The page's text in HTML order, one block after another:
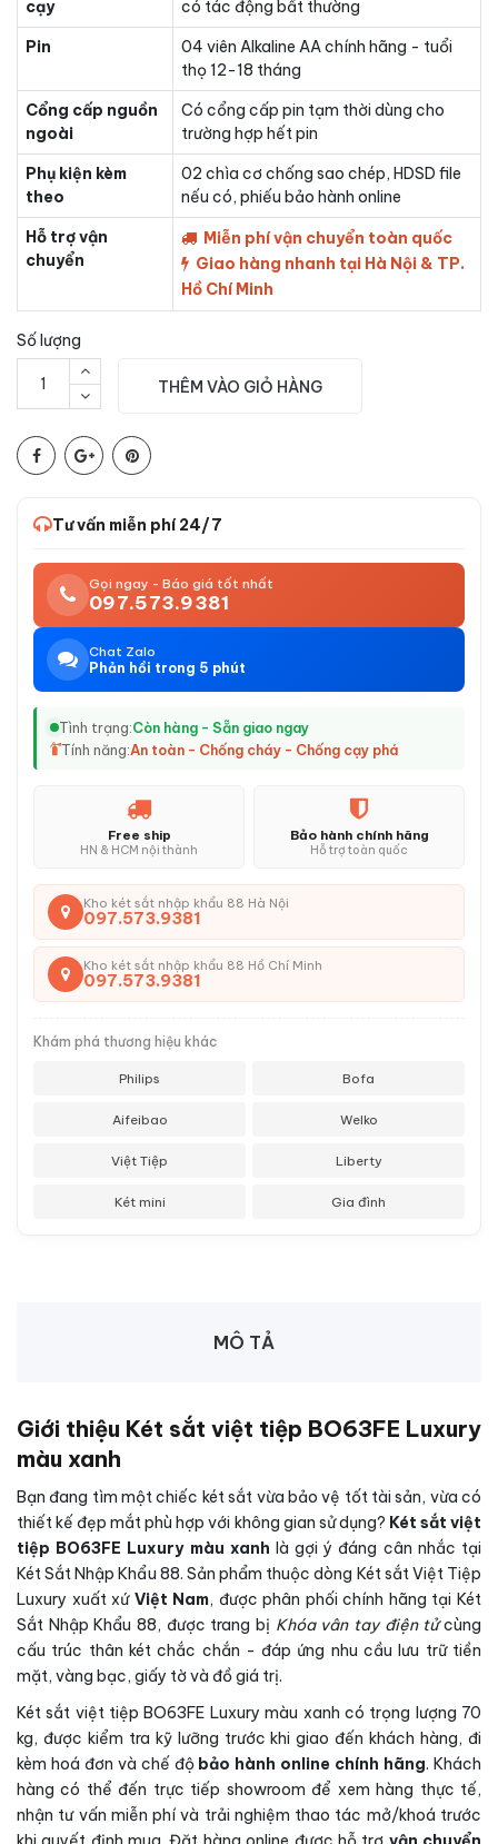
cạy
có tác động bất thường
Pin
04 viên Alkaline AA chính hãng - tuổi
thọ 12-18 tháng
Cổng cấp nguồn
ngoài
Có cổng cấp pin tạm thời dùng cho
trường hợp hết pin
Phụ kiện kèm
theo
02 chìa cơ chống sao chép, HDSD file
nếu có, phiếu bảo hành online
Hỗ trợ vận
chuyển
Miễn phí vận chuyển toàn quốc
Giao hàng nhanh tại Hà Nội & TP.
Hồ Chí Minh
Số lượng
THÊM VÀO GIỎ HÀNG
Tư vấn miễn phí 24/7
Gọi ngay - Báo giá tốt nhất
097.573.9381
Chat Zalo
Phản hồi trong 5 phút
Tình trạng:Còn hàng - Sẵn giao ngay
Tính năng:An toàn - Chống cháy - Chống cạy phá
Free ship
HN & HCM nội thành
Bảo hành chính hãng
Hỗ trợ toàn quốc
Kho két sắt nhập khẩu 88 Hà Nội
097.573.9381
Kho két sắt nhập khẩu 88 Hồ Chí Minh
097.573.9381
Khám phá thương hiệu khác
Philips Bofa
Aifeibao Welko
Việt Tiệp Liberty
Két mini Gia đình
MÔ TẢ
Giới thiệu Két sắt việt tiệp BO63FE Luxury
màu xanh
Bạn đang tìm một chiếc két sắt vừa bảo vệ tốt tài sản, vừa có
thiết kế đẹp mắt phù hợp với không gian sử dụng? Két sắt việt
tiệp BO63FE Luxury màu xanh là gợi ý đáng cân nhắc tại
Két Sắt Nhập Khẩu 88. Sản phẩm thuộc dòng Két sắt Việt Tiệp
Luxury xuất xứ Việt Nam, được phân phối chính hãng tại Két
Sắt Nhập Khẩu 88, được trang bị Khóa vân tay điện tửcùng
cấu trúc thân két chắc chắn - đáp ứng nhu cầu lưu trữ tiền
mặt, vàng bạc, giấy tờ và đồ giá trị.
Két sắt việt tiệp BO63FE Luxury màu xanh có trọng lượng 70
kg, được kiểm tra kỹ lưỡng trước khi giao đến khách hàng, đi
kèm hoá đơn và chế độ bảo hành online chính hãng. Khách
hàng có thể đến trực tiếp showroom để xem hàng thực tế,
nhận tư vấn miễn phí và trải nghiệm thao tác mở/khoá trước